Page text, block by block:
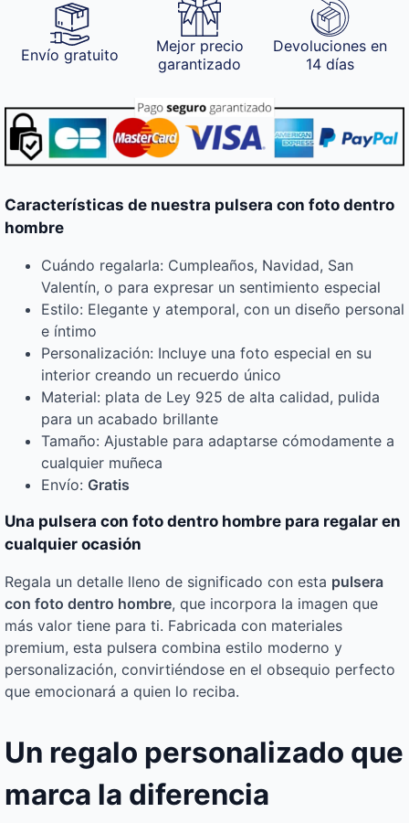
Envío gratuito
Mejor precio
garantizado
Devoluciones en
14 días
Características de nuestra pulsera con foto dentro
hombre
Cuándo regalarla: Cumpleaños, Navidad, San
Valentín, o para expresar un sentimiento especial
Estilo: Elegante y atemporal, con un diseño personal
e íntimo
Personalización: Incluye una foto especial en su
interior creando un recuerdo único
Material: plata de Ley 925 de alta calidad, pulida
para un acabado brillante
Tamaño: Ajustable para adaptarse cómodamente a
cualquier muñeca
Envío: Gratis
Una pulsera con foto dentro hombre para regalar en
cualquier ocasión
Regala un detalle lleno de significado con esta pulsera
con foto dentro hombre, que incorpora la imagen que
más valor tiene para ti. Fabricada con materiales
premium, esta pulsera combina estilo moderno y
personalización, convirtiéndose en el obsequio perfecto
que emocionará a quien lo reciba.
Un regalo personalizado que
marca la diferencia